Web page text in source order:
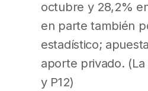
octubre y 28,2%
en parte también
estadístico;
aporte privado. (La
y P12)